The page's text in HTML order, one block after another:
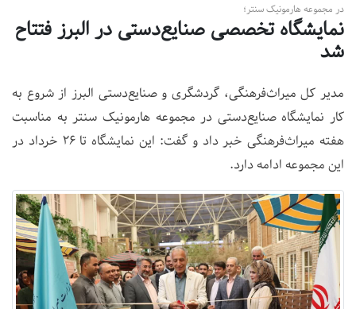
در مجموعه هارمونیک سنتر؛
نمایشگاه تخصصی صنایع‌دستی در البرز فتتاح
شد
مدیر کل میراث‌فرهنگی، گردشگری و صنایع‌دستی البرز از شروع به
کار نمایشگاه صنایع‌دستی در مجموعه هارمونیک سنتر به مناسبت
هفته میراث‌فرهنگی خبر داد و گفت: این نمایشگاه تا 26 خرداد در
این مجموعه ادامه دارد.